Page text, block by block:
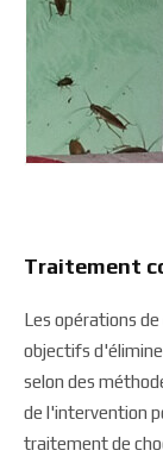
Traitement
Les opérations
objectifs
selon des
de l'intervention
traitement de